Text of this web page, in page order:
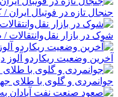
جنجال تازه در فوتبال ایران /
شوک در بازار
آخرین وضعیت ریکاردو آلوز
جوانمردی و گلوی با طلای